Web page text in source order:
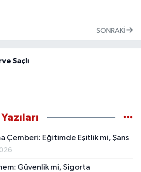
SONRAKI
Saçlı
Çemberi: Eğitimde Eşitlik mi, Şans
Güvenlik mi, Sigorta